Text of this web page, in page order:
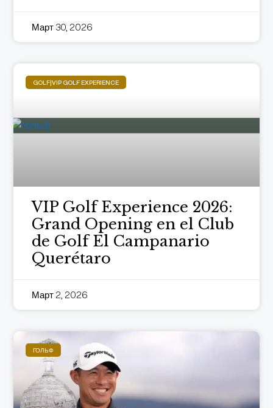
Март 30, 2026
GOLF|VIP GOLF EXPERIENCE
VIP Golf Experience 2026:
Grand Opening en el Club
de Golf El Campanario
Querétaro
Март 2, 2026
ГОЛЬФ